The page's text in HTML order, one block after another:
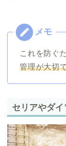
これを防ぐ
管理が大切
セリアやダ